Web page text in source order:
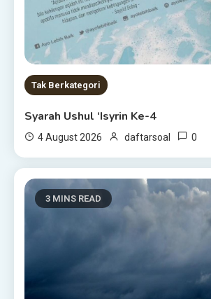
Tak Berkategori
Syarah Ushul ‘Isyrin Ke-4
4 August 2026 daftarsoal 0
3 MINS READ